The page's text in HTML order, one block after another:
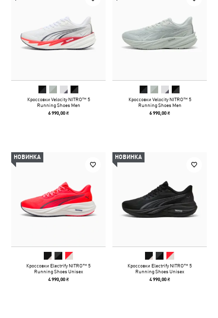
Кроссовки Velocity NITRO™ 5
Running Shoes Men
6 990,00 ₴
Кроссовки Velocity NITRO™ 5
Running Shoes Men
6 990,00 ₴
НОВИНКА
Кроссовки Electrify NITRO™ 5
Running Shoes Unisex
4 990,00 ₴
НОВИНКА
Кроссовки Electrify NITRO™ 5
Running Shoes Unisex
4 990,00 ₴